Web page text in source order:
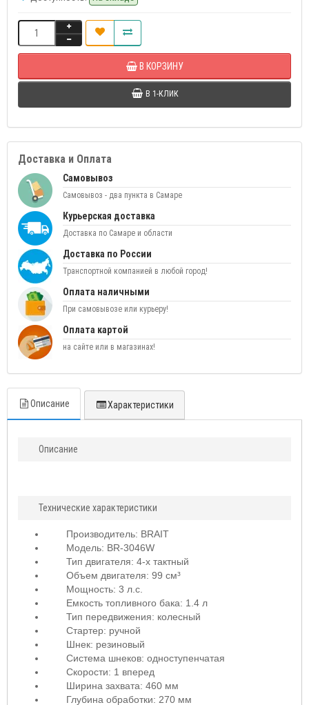
В КОРЗИНУ
В 1-КЛИК
Доставка и Оплата
Самовывоз
Самовывоз - два пункта в Самаре
Курьерская доставка
Доставка по Самаре и области
Доставка по России
Транспортной компанией в любой город!
Оплата наличными
При самовывозе или курьеру!
Оплата картой
на сайте или в магазинах!
Описание Характеристики
Описание
Технические характеристики
Производитель: BRAIT
Модель: BR-3046W
Тип двигателя: 4-х тактный
Объем двигателя: 99 см³
Мощность: 3 л.с.
Емкость топливного бака: 1.4 л
Тип передвижения: колесный
Стартер: ручной
Шнек: резиновый
Система шнеков: одноступенчатая
Скорости: 1 вперед
Ширина захвата: 460 мм
Глубина обработки: 270 мм